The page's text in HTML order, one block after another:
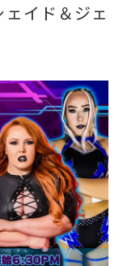
イド＆ジェ